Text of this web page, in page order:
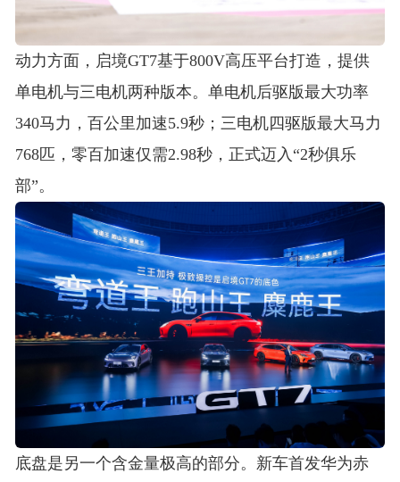
动力方面，启境GT7基于800V高压平台打造，提供
单电机与三电机两种版本。单电机后驱版最大功率
340马力，百公里加速5.9秒；三电机四驱版最大马力
768匹，零百加速仅需2.98秒，正式迈入“2秒俱乐
部”。
底盘是另一个含金量极高的部分。新车首发华为赤